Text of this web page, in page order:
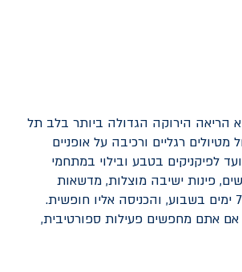
על שטח של למעלה מ-2,000 דונם, הוא הריאה הירוקה הגדולה ביותר בלב תל
רגליים ורכיבה על אופניים
לפיקניקים בטבע ובילוי במתחמי
פינות ישיבה מוצלות, מדשאות
רחבות ידיים ואפילו אגם קטן. הפארק פתוח 24 שעות ביממה, 7 ימים בשבוע, והכניסה אליו חופשית.
אם אתם מחפשים פעילות ספורטיבית,